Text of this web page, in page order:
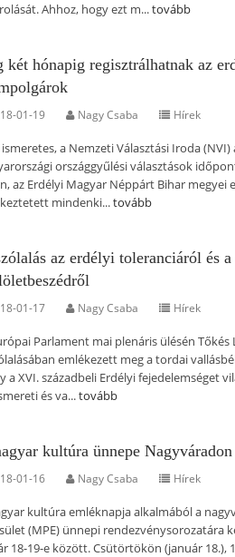
Ahhoz, hogy ezt m...tovább
két hónapig regisztrálhatnak az
01-19 Nagy Csaba Hírek
a Nemzeti Választási Iroda
országgyűlési választások
az Erdélyi Magyar Néppárt Bihar megyei
mindenki...tovább
az erdélyi toleranciáról és
01-17 Nagy Csaba Hírek
Parlament mai plenáris ülésén
emlékezett meg a tordai
a XVI. századbeli Erdélyi fejedelemséget
és va...tovább
kultúra ünnepe Nagyváradon
01-16 Nagy Csaba Hírek
kultúra emléknapja alkalmából a
(MPE) ünnepi rendezvénysorozatára
18-19-e között. Csütörtökön (január 18.),